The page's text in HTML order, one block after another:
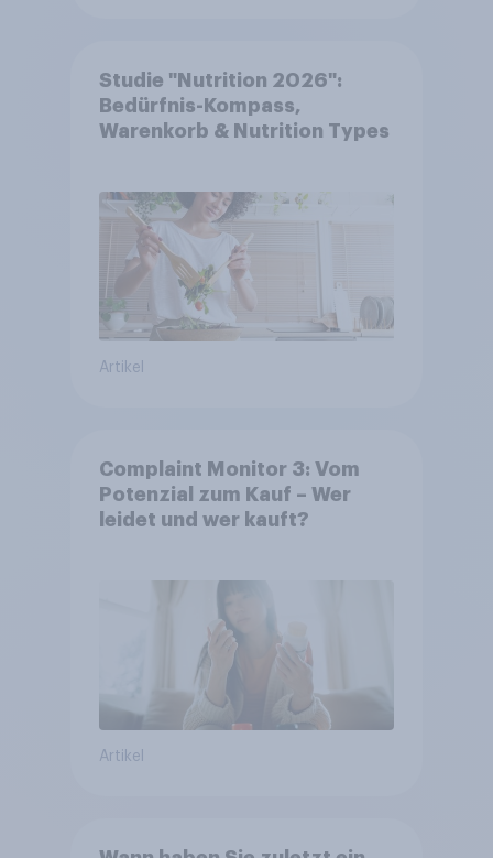
Studie "Nutrition 2026":
Bedürfnis-Kompass,
Warenkorb & Nutrition Types
Artikel
Complaint Monitor 3: Vom
Potenzial zum Kauf – Wer
leidet und wer kauft?
Artikel